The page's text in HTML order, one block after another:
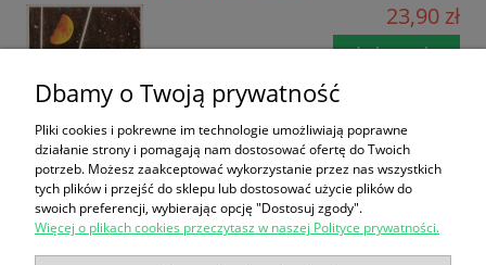
23,90 zł
do koszyka
IBM PC dla każdego / Janusz Cielątkowski, Wiesław
Dbamy o Twoją prywatność
Pliki cookies i pokrewne im technologie umożliwiają poprawne
działanie strony i pomagają nam dostosować ofertę do Twoich
potrzeb. Możesz zaakceptować wykorzystanie przez nas wszystkich
tych plików i przejść do sklepu lub dostosować użycie plików do
swoich preferencji, wybierając opcję "Dostosuj zgody".
Więcej o plikach cookies przeczytasz w naszej Polityce prywatności.